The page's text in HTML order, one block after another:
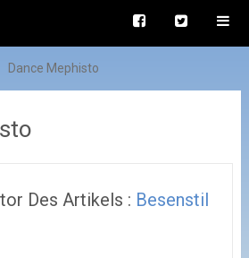
Dance Mephisto
Des Artikels : Besenstil